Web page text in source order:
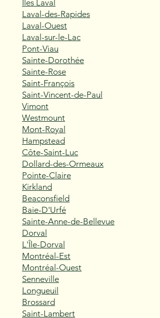
Îles Laval
Laval-des-Rapides
Laval-Ouest
Laval-sur-le-Lac
Pont-Viau
Sainte-Dorothée
Sainte-Rose
Saint-François
Saint-Vincent-de-Paul
Vimont
Westmount
Mont-Royal
Hampstead
Côte-Saint-Luc
Dollard-des-Ormeaux
Pointe-Claire
Kirkland
Beaconsfield
Baie-D'Urfé
Sainte-Anne-de-Bellevue
Dorval
L'Île-Dorval
Montréal-Est
Montréal-Ouest
Senneville
Longueuil
Brossard
Saint-Lambert